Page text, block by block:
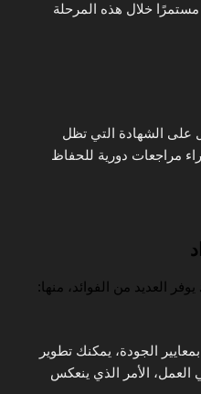
خلال هذه المرحلة
على الشهادة التي تظل
مراجعات دورية للحفاظ
يوفر العديد من الفوائد، منها:
الجودة، يمكنك تطوير
الأمر الذي ينعكس